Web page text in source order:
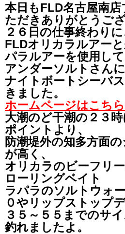
本日もFLD名古屋南
ただきありがとうござ
２６日の仕事終わりに
FLDオリカラルアー
パラルアーを使用し
アンダーソルトさん
ナイトボートシーバ
きました。
ホームページはこち
大潮のど干潮の２３
ポイントより、
防潮堤外の知多方面
が高く、
オリカラのビーフリ
ローリングベイト
ラパラのソルトウォ
０やリップストップ
３５～５５までのサ
釣れましたよ。